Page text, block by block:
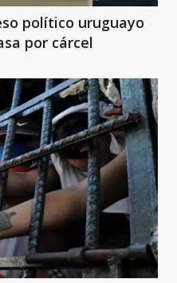
político uruguayo
por cárcel